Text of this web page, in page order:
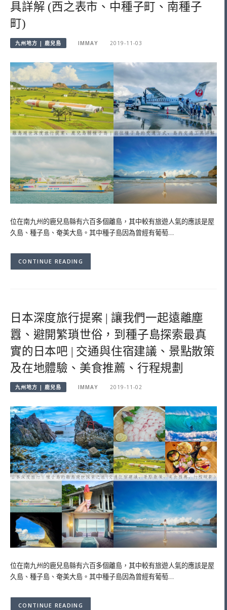
具詳解 (西之表市、中種子町、南種子
町)
九州地方 | 鹿兒島 IMMAY 2019-11-03
位在南九州的鹿兒島縣有六百多個離島，其中較有旅遊人氣的應該是屋
久島、種子島、奄美大島。其中種子島因為曾經有葡萄…
CONTINUE READING
日本深度旅行提案 | 讓我們一起遠離塵
囂、避開繁瑣世俗，到種子島探索最真
實的日本吧 | 交通與住宿建議、景點散策
及在地體驗、美食推薦、行程規劃
九州地方 | 鹿兒島 IMMAY 2019-11-02
位在南九州的鹿兒島縣有六百多個離島，其中較有旅遊人氣的應該是屋
久島、種子島、奄美大島。其中種子島因為曾經有葡萄…
CONTINUE READING